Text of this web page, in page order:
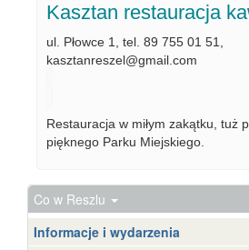
Kasztan restauracja
ul. Płowce 1, tel. 89 755 01 51,
kasztanreszel@gmail.com
Restauracja w miłym zakątku, tuż
pięknego Parku Miejskiego.
Co w Reszlu
Informacje i wydarzenia